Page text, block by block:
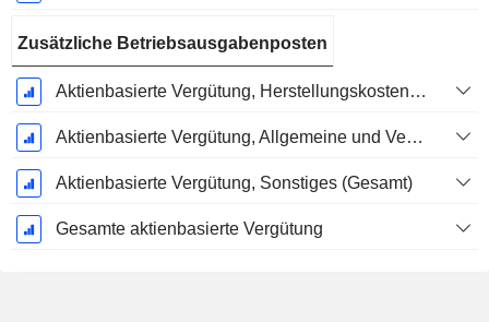
Zusätzliche Betriebsausgabenposten
Aktienbasierte Vergütung, Herstellungskosten der verkauften Waren (Gesamt)
Aktienbasierte Vergütung, Allgemeine und Verwaltungskosten (Gesamt)
Aktienbasierte Vergütung, Sonstiges (Gesamt)
Gesamte aktienbasierte Vergütung